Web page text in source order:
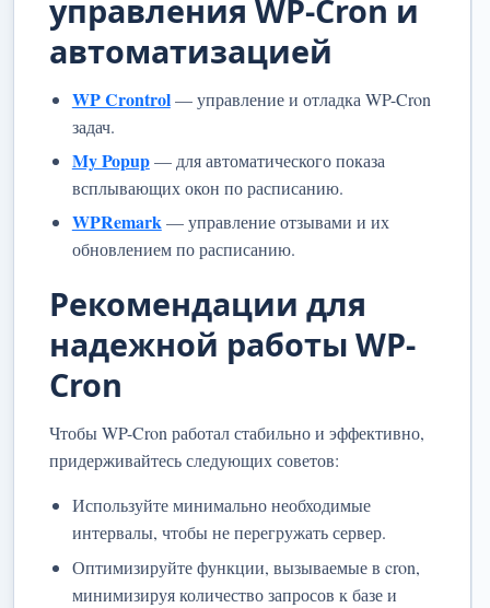
управления WP-Cron и
автоматизацией
WP Crontrol— управление и отладка WP-Cron
задач.
My Popup— для автоматического показа
всплывающих окон по расписанию.
WPRemark— управление отзывами и их
обновлением по расписанию.
Рекомендации для
надежной работы WP-
Cron
Чтобы WP-Cron работал стабильно и эффективно,
придерживайтесь следующих советов:
Используйте минимально необходимые
интервалы, чтобы не перегружать сервер.
Оптимизируйте функции, вызываемые в cron,
минимизируя количество запросов к базе и